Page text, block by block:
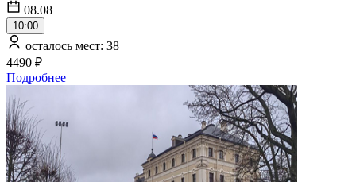
08.08
10:00
осталось мест: 38
4490 ₽
Подробнее